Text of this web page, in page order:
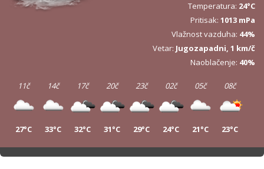
Temperatura: 24°C
Pritisak: 1013 mPa
Vlažnost vazduha: 44%
Vetar: Jugozapadni, 1 km/č
Naoblačenje: 40%
11č
27°C
14č
33°C
17č
32°C
20č
31°C
23č
29°C
02č
24°C
05č
21°C
08č
23°C